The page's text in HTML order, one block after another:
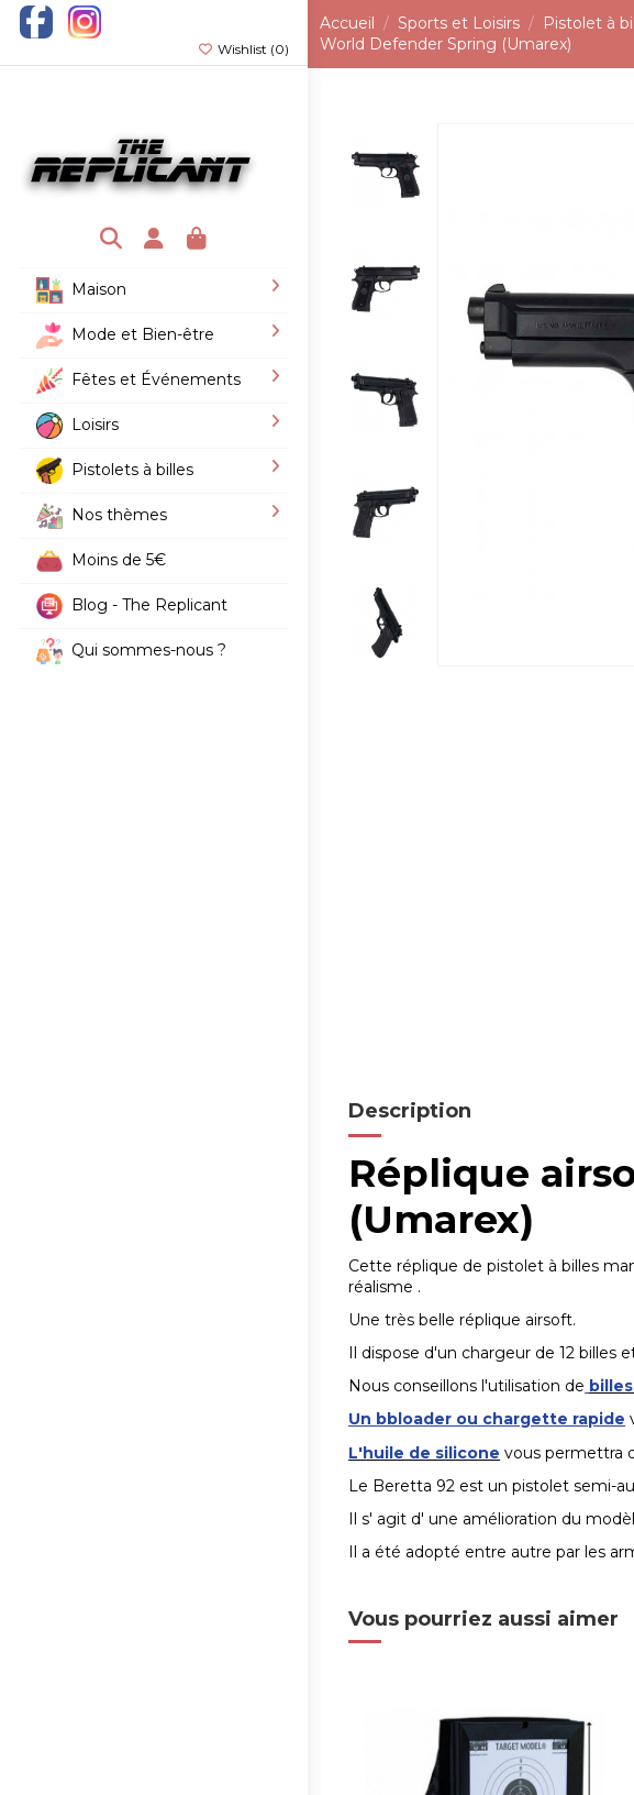
Wishlist (0)
Maison
Mode et Bien-être
Fêtes et Événements
Loisirs
Pistolets à billes
Nos thèmes
Moins de 5€
Blog - The Replicant
Qui sommes-nous ?
Accueil Sports et Loisirs Pistolet à
World Defender Spring (Umarex)
Description
Réplique
(Umarex)
Cette réplique de pistolet à billes
réalisme .
Une très belle réplique airsoft.
Il dispose d'un chargeur de 12 billes
Nous conseillons l'utilisation de
Un bbloader ou chargette rapide
L'huile de silicone vous permettra
Le Beretta 92 est un pistolet semi-
Il s' agit d' une amélioration du
Il a été adopté entre autre par les
Vous pourriez aussi aimer